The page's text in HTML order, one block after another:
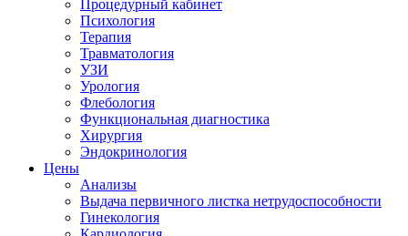
Процедурный кабинет
Психология
Терапия
Травматология
УЗИ
Урология
Флебология
Функциональная диагностика
Хирургия
Эндокринология
Цены
Анализы
Выдача первичного листка нетрудоспособности
Гинекология